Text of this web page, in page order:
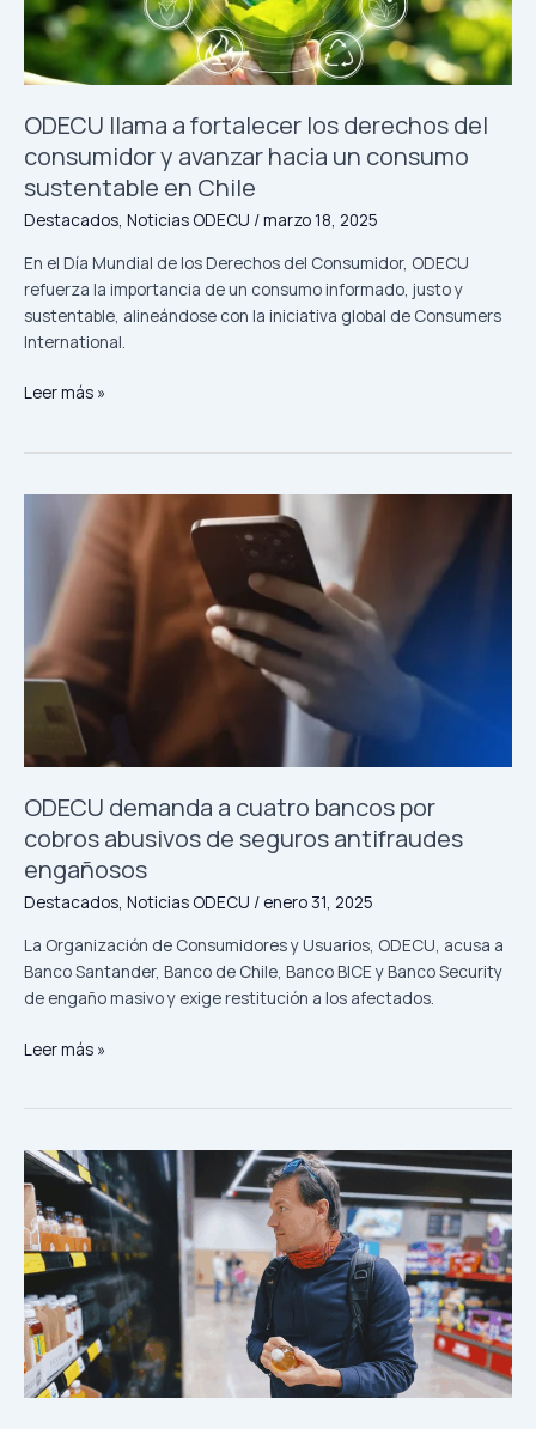
ODECU llama a fortalecer los derechos del
consumidor y avanzar hacia un consumo
sustentable en Chile
Destacados Noticias ODECU /marzo 18, 2025
En el Día Mundial de los Derechos del Consumidor, ODECU
refuerza la importancia de un consumo informado, justo y
sustentable, alineándose con la iniciativa global de Consumers
International.
consumidor
y
avanzar
hacia
un
sustentable
en
Chile
Leer más »
ODECU demanda a cuatro bancos por
cobros abusivos de seguros antifraudes
engañosos
Destacados Noticias ODECU / enero 31, 2025
La Organización de Consumidores y Usuarios, ODECU, acusa a
Banco Santander, Banco de Chile, Banco BICE y Banco Security
de engaño masivo y exige restitución a los afectados.
demanda
cuatro
bancos
por
cobros
abusivos
seguros
antifraudes
engañosos
Leer más »
Supermercados
bajo
la
lupa:
¿Informan
el
PPUM
en
sus
góndolas?